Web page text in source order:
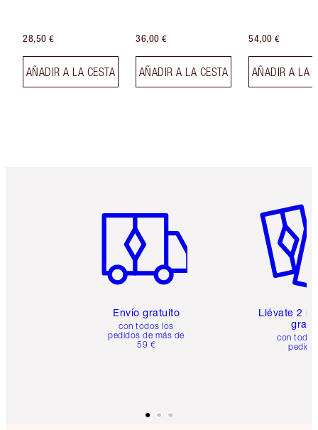
28,50 €
AÑADIR A LA CESTA
36,00 €
AÑADIR A LA CESTA
54,00 €
AÑADIR A LA
Envío gratuito
con todos los
pedidos de más de
59 €
Llévate 2
gratis
con